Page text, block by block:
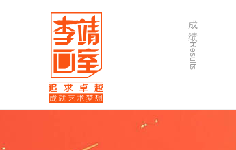
成
绩
Results